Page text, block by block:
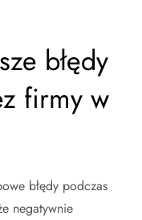
błędy
firmy w
błędy podczas
negatywnie